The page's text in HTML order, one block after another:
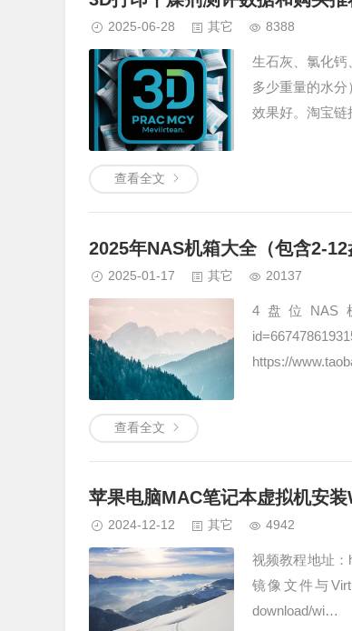
2025-06-28 其它 8388
生石灰、氯化
多少重量的水
效果好。淘宝
查看全文
2025年NAS机箱大全（包含2-12
2025-01-17 其它 20137
4盘位NAS机
https://
查看全文
苹果电脑MAC笔记本虚拟机安
2024-12-12 其它 4942
视频教程地址：
镜像文件与
download/wi…